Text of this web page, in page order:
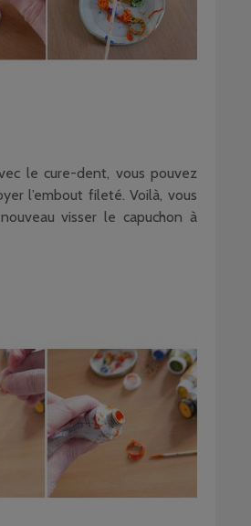
le cure-dent, vous pouvez
l’embout fileté. Voilà, vous
visser le capuchon à